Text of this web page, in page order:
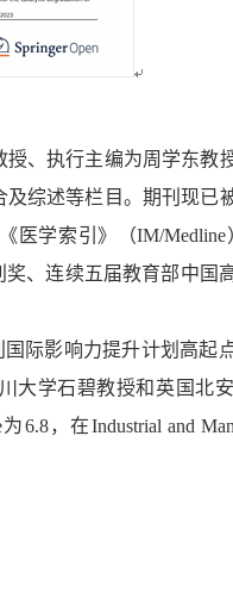
、执行主编为周学东教
综述等栏目。期刊现已
学索引》（IM/Medline
、连续五届教育部中国
际影响力提升计划高起
大学石碧教授和英国北
为6.8，在Industrial and